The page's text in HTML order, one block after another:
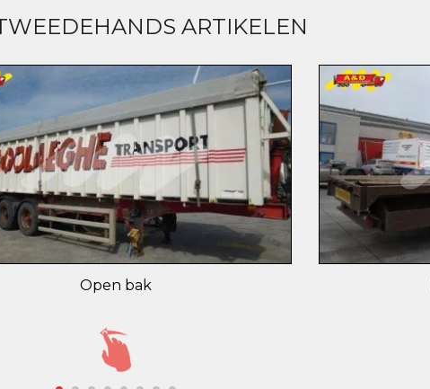
ARTIKELEN
Open bak